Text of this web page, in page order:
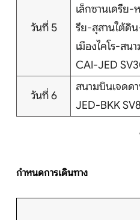
วันที่ 5
เล็กซานเดรีย-
รีย-สุสานใต้ดิ
เมืองไคโร-สน
CAI-JED
วันที่ 6
สนามบินเจดด
JED-BKK
กำหนดการเดินทาง